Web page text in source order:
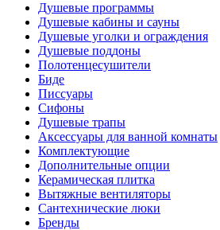
Душевые программы
Душевые кабины и сауны
Душевые уголки и ограждения
Душевые поддоны
Полотенцесушители
Биде
Писсуары
Сифоны
Душевые трапы
Аксессуары для ванной комнаты
Комплектующие
Дополнительные опции
Керамическая плитка
Вытяжные вентиляторы
Сантехнические люки
Бренды